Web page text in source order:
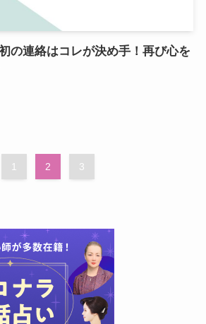
の連絡はコレが決め手！再び心を
1 2 3